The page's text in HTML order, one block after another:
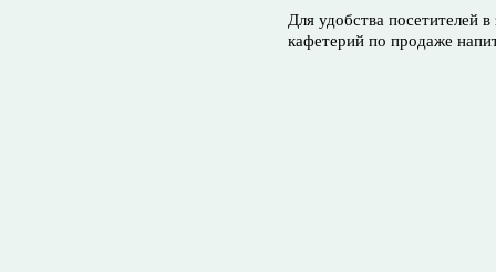
Для удобства посетителей
кафетерий по продаже